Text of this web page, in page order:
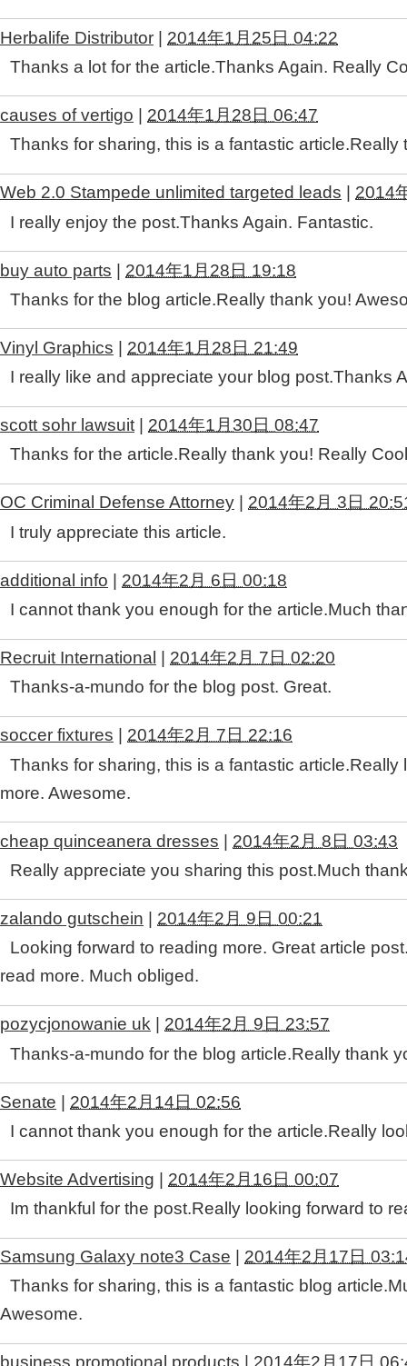
Herbalife Distributor | 2014年1月25日 04:22
Thanks a lot for the article.Thanks Again. Really
causes of vertigo
2014年1月28日 06:47
Thanks for sharing, this is a fantastic article.Really
Web 2.0 Stampede unlimited targeted leads
2014
I really enjoy the post.Thanks Again. Fantastic.
buy auto parts | 2014年1月28日 19:18
Thanks for the blog article.Really thank you!
Vinyl Graphics | 2014年1月28日 21:49
I really like and appreciate your blog post.Thanks
scott sohr lawsuit
2014年1月30日 08:47
Thanks for the article.Really thank you! Really
OC Criminal Defense Attorney
2014年2月 3日
I truly appreciate this article.
additional info | 2014年2月 6日 00:18
I cannot thank you enough for the article.Much
Recruit International
2014年2月 7日 02:20
Thanks-a-mundo for the blog post. Great.
soccer fixtures
2014年2月 7日 22:16
Thanks for sharing, this is a fantastic article.Really
more. Awesome.
cheap quinceanera dresses | 2014年2月 8日 03:43
Really appreciate you sharing this post.Much
zalando gutschein
2014年2月 9日 00:21
Looking forward to reading more. Great article
read more. Much obliged.
pozycjonowanie uk
2014年2月 9日 23:57
Thanks-a-mundo for the blog article.Really thank
Senate | 2014年2月14日 02:56
I cannot thank you enough for the article.Really
Website Advertising | 2014年2月16日 00:07
Im thankful for the post.Really looking forward to
Samsung Galaxy note3 Case
2014年2月17日
Thanks for sharing, this is a fantastic blog
Awesome.